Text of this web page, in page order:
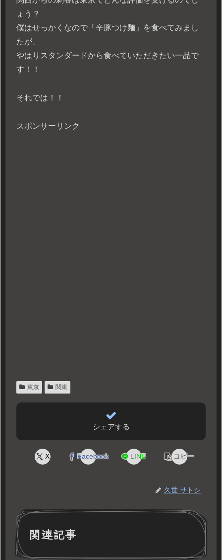
ょう？
僕はせっかくなので「辛豚つけ麺」を食べてみまし
たが、
やはりスタンダードから食べていただきたい一品で
す！！
それでは！！
スポンサーリンク
東京 関東
シェアする
X Facebook LINE コピー
久世 サトシ
関連記事